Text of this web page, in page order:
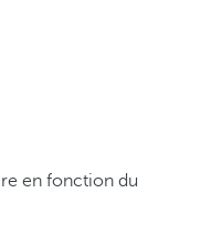
en fonction du